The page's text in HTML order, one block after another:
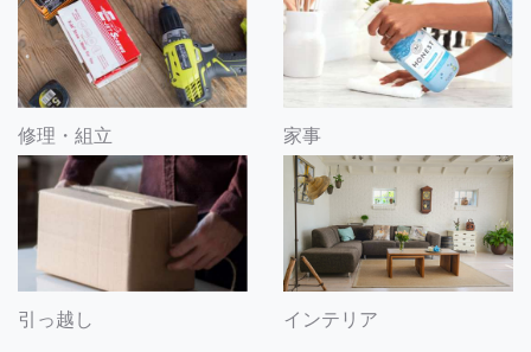
修理・組立 家事
引っ越し インテリア